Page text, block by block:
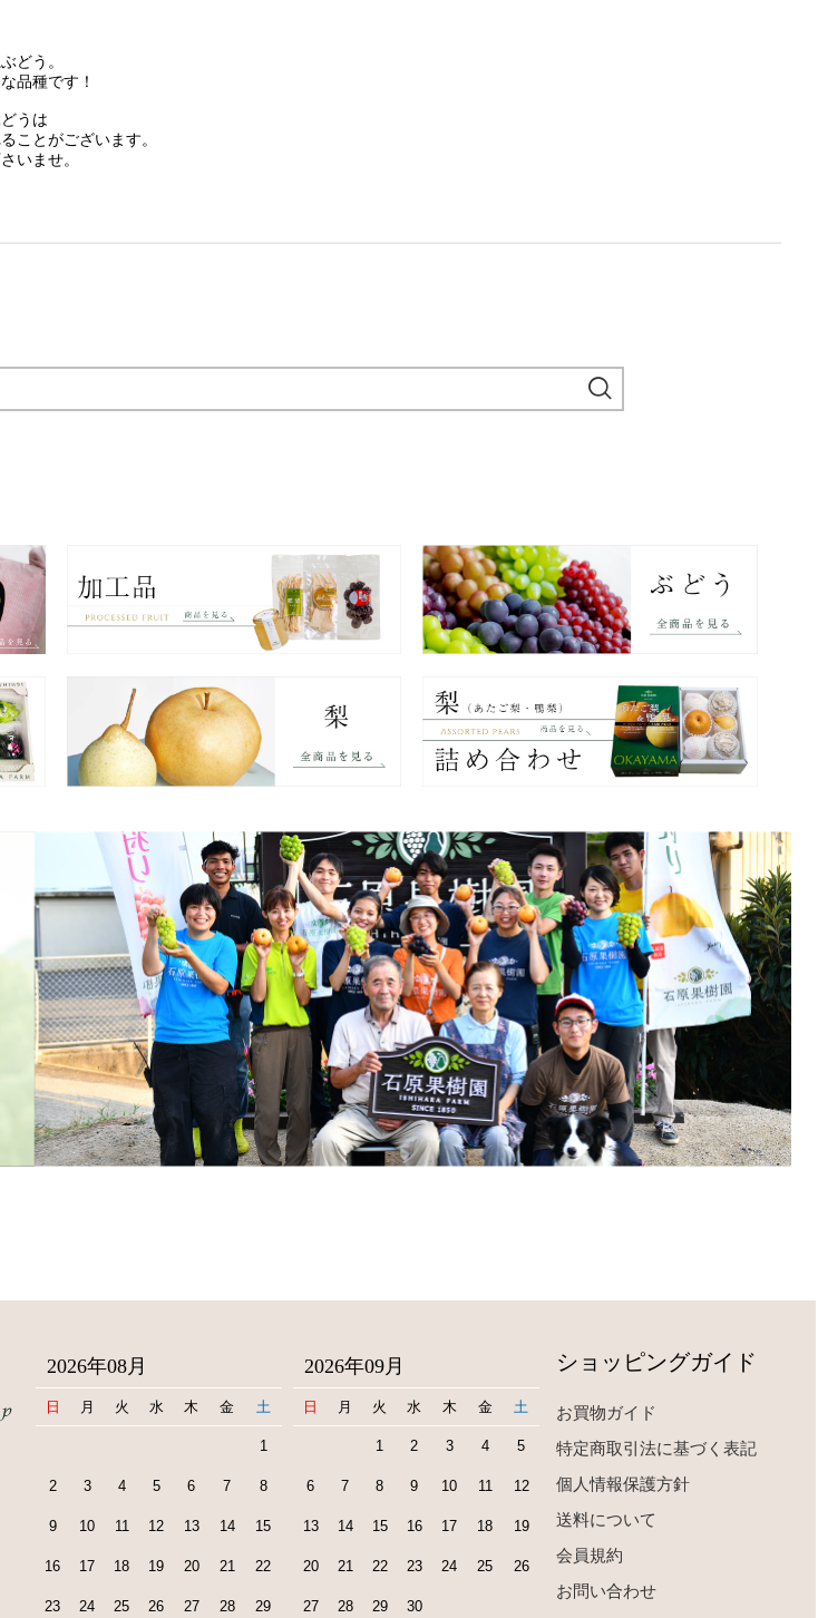
どう。
品種です！
うは
ことがございます。
いませ。
2026年08月
日 月 火 水 木 金 土
1
2 3 4 5 6 7 8
9 10 11 12 13 14 15
16 17 18 19 20 21 22
23 24 25 26 27 28 29
2026年09月
日 月 火 水 木 金 土
1 2 3 4 5
6 7 8 9 10 11 12
13 14 15 16 17 18 19
20 21 22 23 24 25 26
27 28 29 30
ショッピングガイド
お買物ガイド
特定商取引法に基づく表記
個人情報保護方針
送料について
会員規約
お問い合わせ